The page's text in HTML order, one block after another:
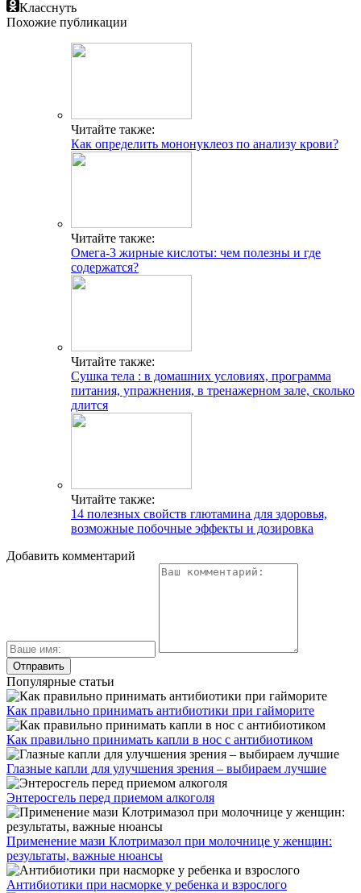
Класснуть
Похожие публикации
Читайте также:
Как определить мононуклеоз по анализу крови?
Читайте также:
Омега-3 жирные кислоты: чем полезны и где
содержатся?
Читайте также:
Сушка тела : в домашних условиях, программа
питания, упражнения, в тренажерном зале, сколько
длится
Читайте также:
14 полезных свойств глютамина для здоровья,
возможные побочные эффекты и дозировка
Добавить комментарий
Популярные статьи
Как правильно принимать антибиотики при гайморите
Как правильно принимать капли в нос с антибиотиком
Глазные капли для улучшения зрения – выбираем лучшие
Энтеросгель перед приемом алкоголя
Применение мази Клотримазол при молочнице у женщин:
результаты, важные нюансы
Антибиотики при насморке у ребенка и взрослого